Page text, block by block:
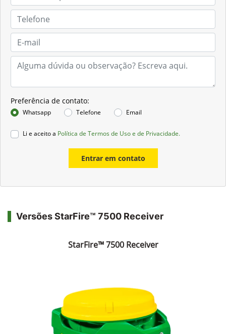
Preferência de contato:
Whatsapp Telefone Email
Li e aceito a Política de Termos de Uso e de Privacidade.
Entrar em contato
Versões StarFire™ 7500 Receiver
StarFire™ 7500 Receiver